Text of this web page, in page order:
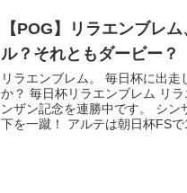
【POG】リラエンブレ
ル？それともダービー？
リラエンブレム。 毎日杯に出
か？ 毎日杯リラエンブレム リ
ンザン記念を連勝中です。 シ
下を一蹴！ アルテは朝日杯FSで